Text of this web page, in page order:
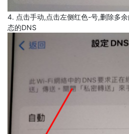
4. 点击手动,点击左侧红色-号,删除多
态的DNS